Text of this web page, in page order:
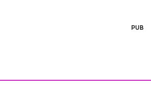
PUB